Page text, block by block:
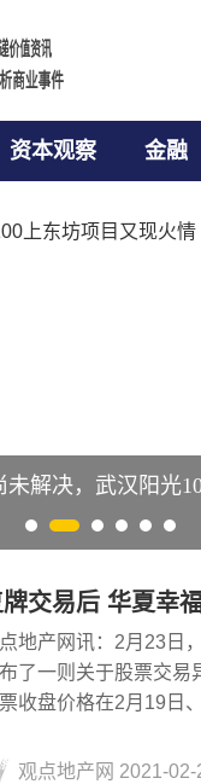
传递价值资讯
传递价值资讯
透析商业事件
透析商业事件
资本观察 金融
解决，武汉阳光
牌交易后 华夏幸
地产网讯：2月23日
了一则关于股票交易
收盘价格在2月19日
观点地产网 2021-02-